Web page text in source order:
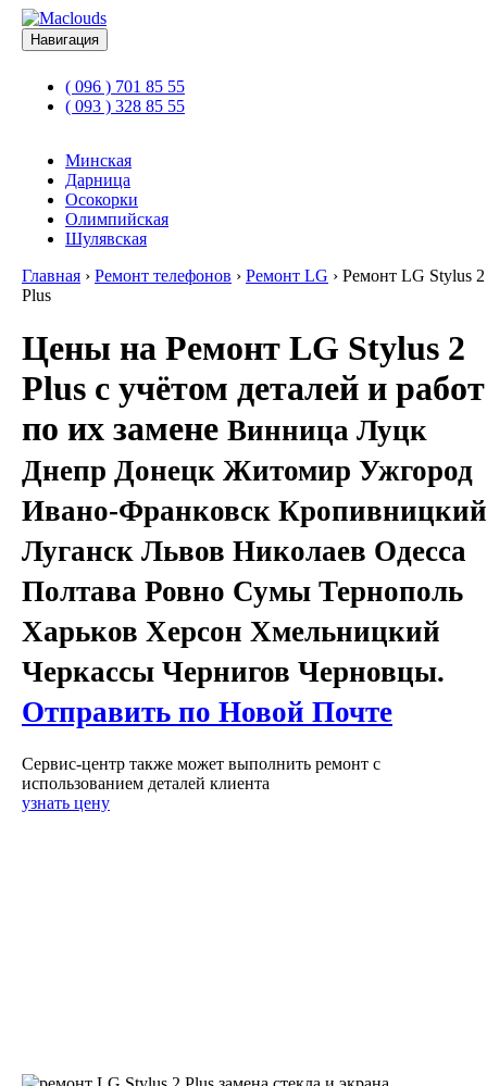
Навигация
( 096 ) 701 85 55
( 093 ) 328 85 55
Минская
Дарница
Осокорки
Олимпийская
Шулявская
Главная › Ремонт телефонов › Ремонт LG › Ремонт LG Stylus 2
Plus
Цены на Ремонт LG Stylus 2
Plus с учётом деталей и работ
по их замене Винница Луцк
Днепр Донецк Житомир Ужгород
Ивано-Франковск Кропивницкий
Луганск Львов Николаев Одесса
Полтава Ровно Сумы Тернополь
Харьков Херсон Хмельницкий
Черкассы Чернигов Черновцы.
Отправить по Новой Почте
Сервис-центр также может выполнить ремонт с
использованием деталей клиента
узнать цену